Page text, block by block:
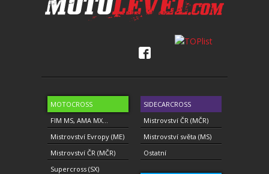
MOTOCROSS
FIM MS, AMA MX...
Mistrovství Evropy (ME)
Mistrovství ČR (MČR)
Supercross (SX)
SIDECARCROSS
Mistrovství ČR (MČR)
Mistrovství světa (MS)
Ostatní